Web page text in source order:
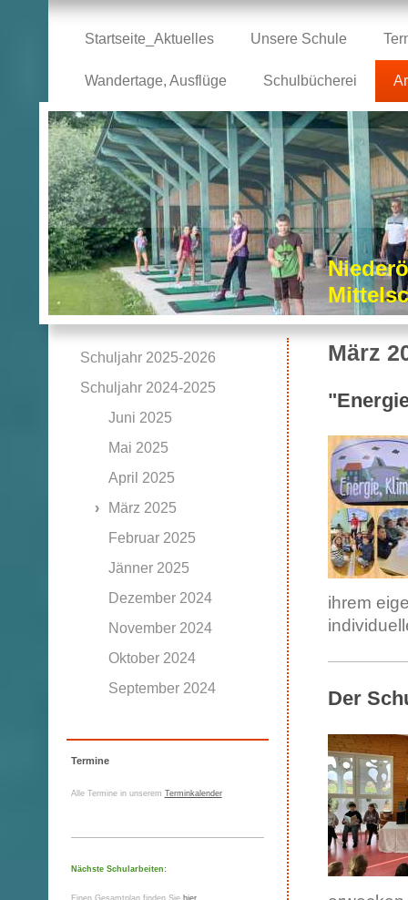
Startseite_Aktuelles Unsere Schule
Wandertage, Ausflüge Schulbücherei
März
ihrem
Der
Schuljahr 2025-2026
Schuljahr 2024-2025
Juni 2025
Mai 2025
April 2025
März 2025
Februar 2025
Jänner 2025
Dezember 2024
November 2024
Oktober 2024
September 2024
Termine
Alle Termine in unserem Terminkalender
Nächste Schularbeiten: